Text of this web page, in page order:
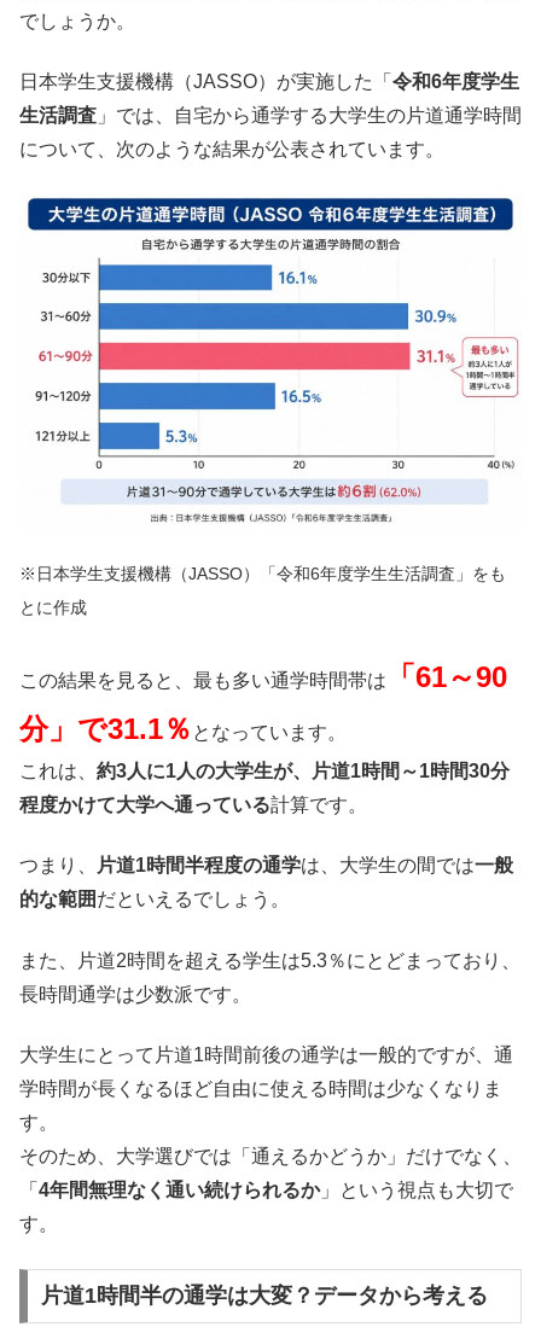
でしょうか。
日本学生支援機構（JASSO）が実施した「 令和6年度学生
生活調査 」では、自宅から通学する大学生の片道通学時間
について、次のような結果が公表されています。
※日本学生支援機構（JASSO）「令和6年度学生生活調査」をも
とに作成
この結果を見ると、最も多い通学時間帯は
「61～90
分」で31.1％ となっています。
これは、 約3人に1人の大学生が、片道1時間～1時間30分
程度かけて大学へ通っている計算です。
つまり、 片道1時間半程度の通学は、大学生の間では一般
的な範囲だといえるでしょう。
また、片道2時間を超える学生は5.3％にとどまっており、
長時間通学は少数派です。
大学生にとって片道1時間前後の通学は一般的ですが、通
学時間が長くなるほど自由に使える時間は少なくなりま
す。
そのため、大学選びでは「通えるかどうか」だけでなく、
「 4年間無理なく通い続けられるか」という視点も大切で
す。
片道1時間半の通学は大変？データから考える